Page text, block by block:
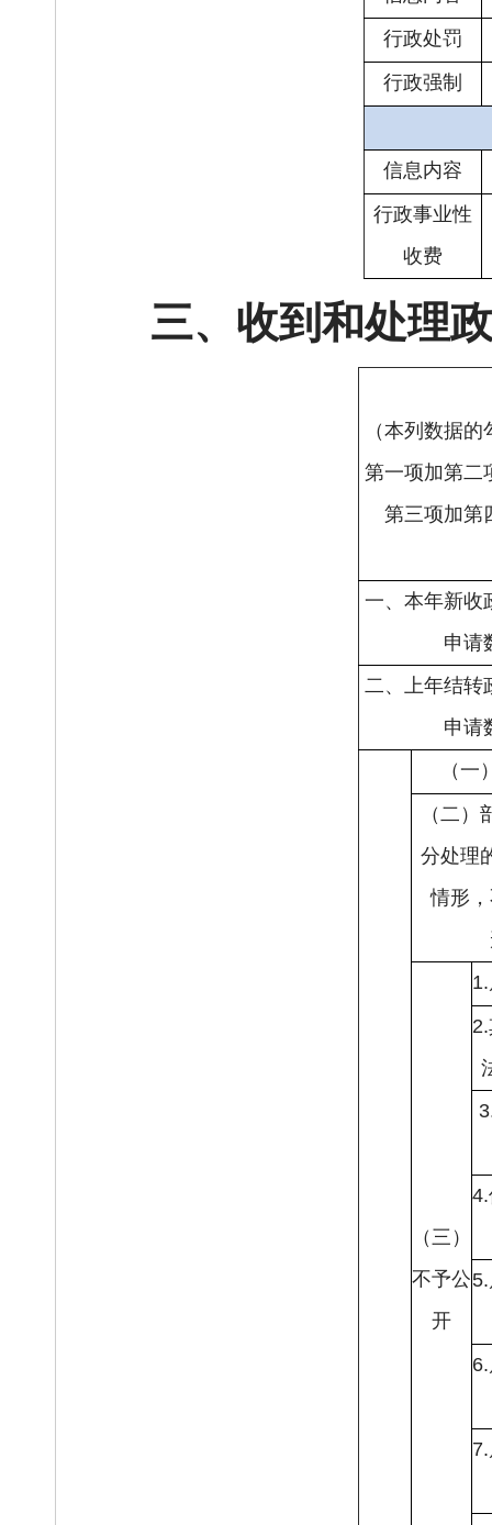
行政处罚
行政强制
信息内容
行政事业性
收费
三、 收到和处理
（本列数据
第一项加第二
第三项加第
一、本年新收
申请
二、上年结转
申请
（一
（二）
分处理
情形
（三）
不予公
开